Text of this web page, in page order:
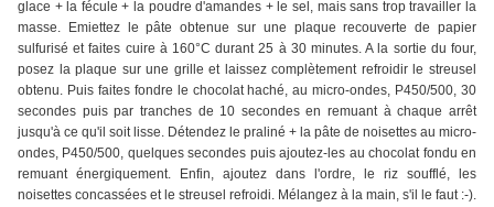
glace + la fécule + la poudre d'amandes + le sel, mais sans trop travailler la
masse. Emiettez le pâte obtenue sur une plaque recouverte de papier
sulfurisé et faites cuire à 160°C durant 25 à 30 minutes. A la sortie du four,
posez la plaque sur une grille et laissez complètement refroidir le streusel
obtenu. Puis faites fondre le chocolat haché, au micro-ondes, P450/500, 30
secondes puis par tranches de 10 secondes en remuant à chaque arrêt
jusqu'à ce qu'il soit lisse. Détendez le praliné + la pâte de noisettes au micro-
ondes, P450/500, quelques secondes puis ajoutez-les au chocolat fondu en
remuant énergiquement. Enfin, ajoutez dans l'ordre, le riz soufflé, les
noisettes concassées et le streusel refroidi. Mélangez à la main, s'il le faut :-).